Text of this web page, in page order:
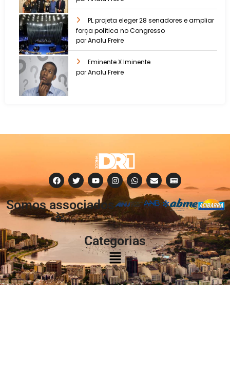
PL projeta eleger 28 senadores e ampliar
força política no Congresso
por Analu Freire
Eminente X Iminente
por Analu Freire
Somos associados
à:
Categorias